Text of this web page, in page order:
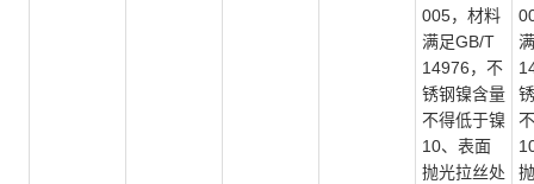
005，材料
满足GB/T
14976，不
锈钢镍含量
不得低于镍
10、表面
抛光拉丝处